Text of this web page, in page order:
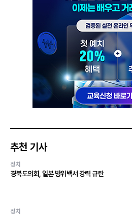
추천 기사
정치
경북도의회, 일본 방위백서 강력 규탄
정치